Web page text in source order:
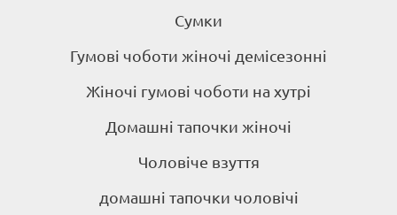
Сумки
Гумові чоботи жіночі демісезонні
Жіночі гумові чоботи на хутрі
Домашні тапочки жіночі
Чоловіче взуття
домашні тапочки чоловічі